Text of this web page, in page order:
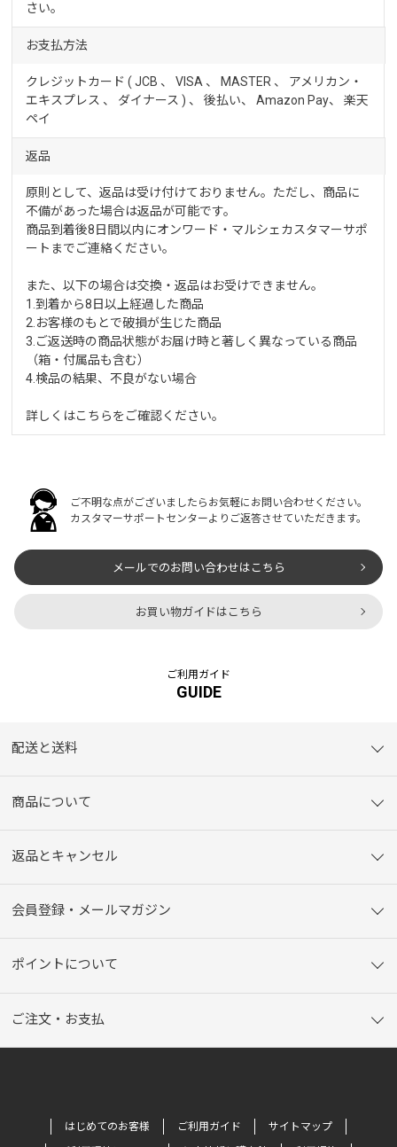
さい。
お支払方法
クレジットカード ( JCB 、 VISA 、 MASTER 、 アメリカン・
エキスプレス 、 ダイナース ) 、 後払い、 Amazon Pay、楽天
ペイ
返品
原則として、返品は受け付けておりません。ただし、商品に
不備があった場合は返品が可能です。
商品到着後8日間以内にオンワード・マルシェカスタマーサポ
ートまでご連絡ください。
また、以下の場合は交換・返品はお受けできません。
1.到着から8日以上経過した商品
2.お客様のもとで破損が生じた商品
3.ご返送時の商品状態がお届け時と著しく異なっている商品
（箱・付属品も含む）
4.検品の結果、不良がない場合
詳しくはこちらをご確認ください。
ご不明な点がございましたらお気軽にお問い合わせください。
カスタマーサポートセンターよりご返答させていただきます。
メールでのお問い合わせはこちら
お買い物ガイドはこちら
ご利用ガイド
GUIDE
配送と送料
商品について
返品とキャンセル
会員登録・メールマガジン
ポイントについて
ご注文・お支払
はじめてのお客様 ご利用ガイド
サイトマップ